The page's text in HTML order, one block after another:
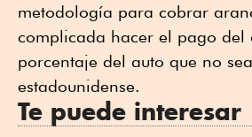
metodología para cobrar
complicada hacer el pago del
porcentaje del auto que no
estadounidense.
Te puede interesar